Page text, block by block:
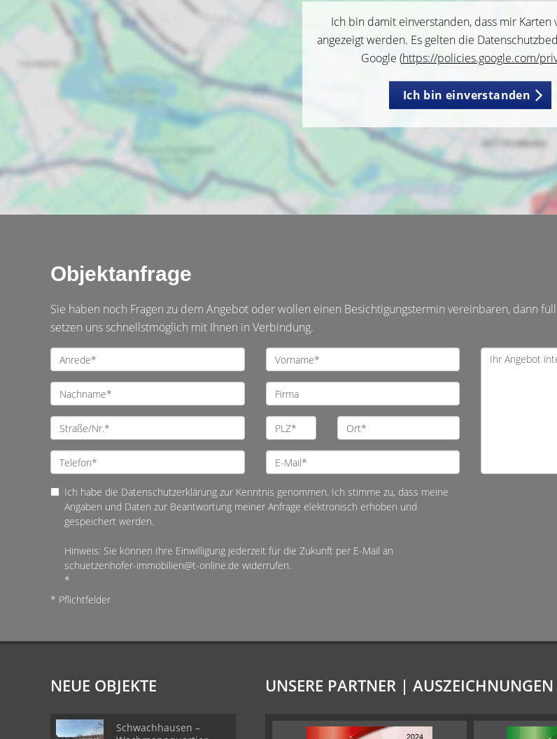
Ich bin damit einverstanden, dass mir Karten
angezeigt werden. Es gelten die
Google (https://policies.google.com/
Ich bin einverstanden
Objektanfrage
Sie haben noch Fragen zu dem Angebot oder wollen einen Besichtigungstermin vereinbaren, dann
setzen uns schnellstmöglich mit Ihnen in Verbindung.
Ich habe die Datenschutzerklärung zur Kenntnis genommen. Ich stimme zu, dass meine
Angaben und Daten zur Beantwortung meiner Anfrage elektronisch erhoben und
gespeichert werden.
Hinweis: Sie können Ihre Einwilligung jederzeit für die Zukunft per E-Mail an
schuetzenhofer-immobilien@t-online.de widerrufen.
*
* Pflichtfelder
NEUE OBJEKTE
Schwachhausen –
UNSERE PARTNER | AUSZEICHNUNGEN